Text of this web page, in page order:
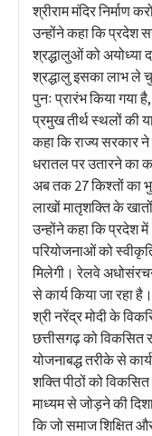
श्रीराम मंदिर निर्माण
उन्होंने कहा कि प्रदेश
श्रद्धालुओं को अयोध्या
श्रद्धालु इसका लाभ ले
पुनः प्रारंभ किया गया
प्रमुख तीर्थ स्थलों की
कहा कि राज्य सरकार ने
धरातल पर उतारने का
अब तक 27 किश्तों का
लाखों मातृशक्ति के
उन्होंने कहा कि प्रदेश
परियोजनाओं को
मिलेगी। रेलवे
से कार्य किया जा रहा
श्री नरेंद्र मोदी के
छत्तीसगढ़ को विकसित
योजनाबद्ध तरीके से
शक्ति पीठों को
माध्यम से जोड़ने की
कि जो समाज शिक्षित